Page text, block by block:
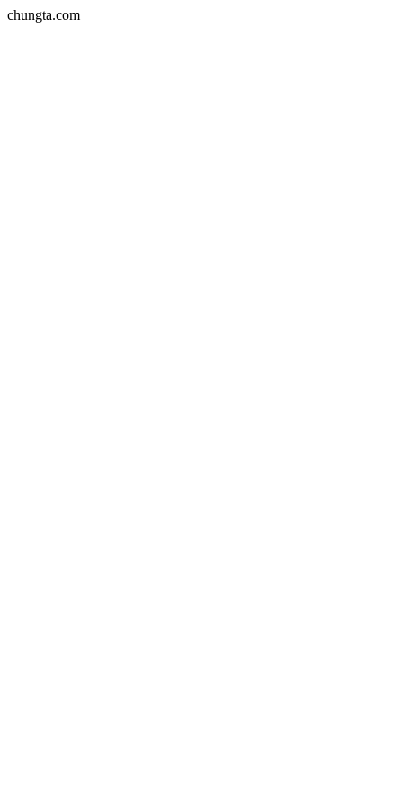
chungta.com